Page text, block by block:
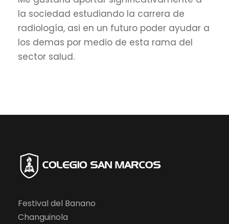
la sociedad estudiando la carrera de
radiología, asi en un futuro poder ayudar a
los demas por medio de esta rama del
sector salud.
Festival del Banano
Changuinola